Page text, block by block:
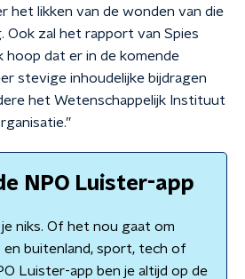
het likken van de wonden van die
Ook zal het rapport van Spies
hoop dat er in de komende
stevige inhoudelijke bijdragen
het Wetenschappelijk Instituut
NPO Luister-app
niks. Of het nou gaat om
en buitenland, sport, tech of
Luister-app ben je altijd op de